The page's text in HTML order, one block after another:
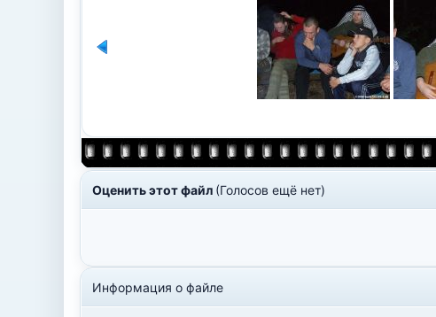
Оценить этот файл (Голосов ещё нет)
Информация о файле